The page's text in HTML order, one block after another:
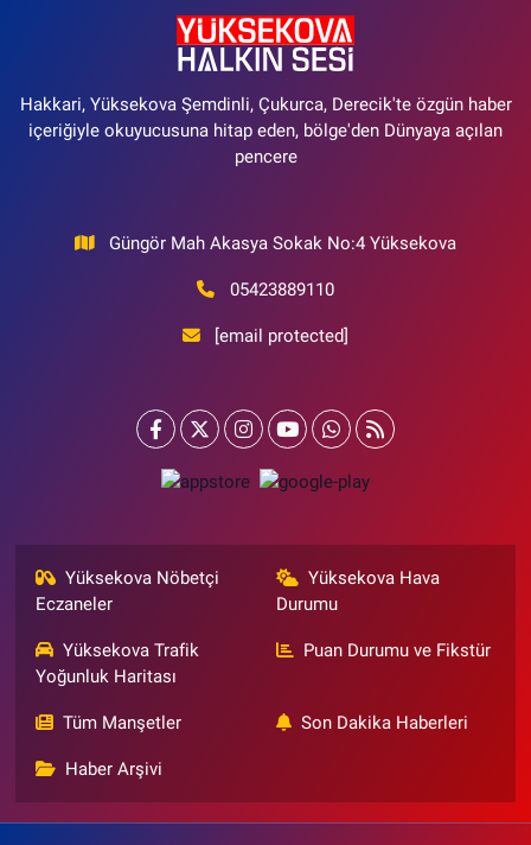
Hakkari, Yüksekova Şemdinli, Çukurca, Derecik'te özgün haber
içeriğiyle okuyucusuna hitap eden, bölge'den Dünyaya açılan
pencere
Güngör Mah Akasya Sokak No:4 Yüksekova
05423889110
[email protected]
Yüksekova Nöbetçi
Eczaneler
Yüksekova Hava
Durumu
Yüksekova Trafik
Yoğunluk Haritası
Puan Durumu ve Fikstür
Tüm Manşetler Son Dakika Haberleri
Haber Arşivi